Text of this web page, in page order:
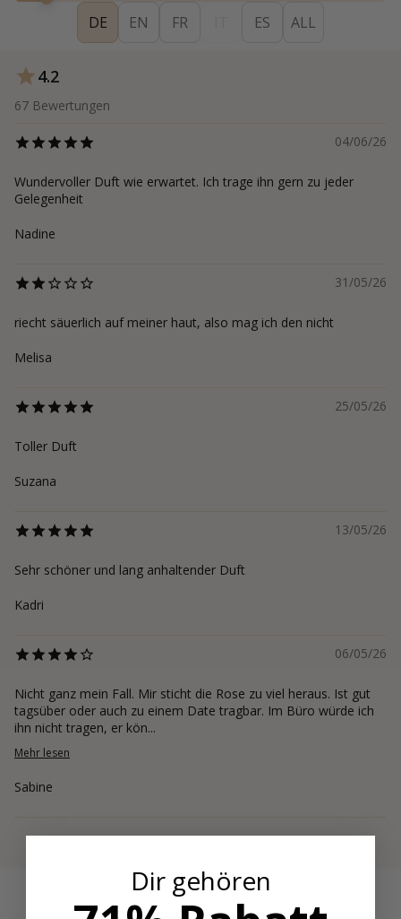
DE EN FR ES ALL
4.2
67 Bewertungen
04/06/26
Wundervoller Duft wie erwartet. Ich trage ihn gern zu jeder
Gelegenheit
Nadine
31/05/26
riecht säuerlich auf meiner haut, also mag ich den nicht
Melisa
25/05/26
Toller Duft
Suzana
13/05/26
Sehr schöner und lang anhaltender Duft
Kadri
06/05/26
Nicht ganz mein Fall. Mir sticht die Rose zu viel heraus. Ist gut
tagsüber oder auch zu einem Date tragbar. Im Büro würde ich
ihn nicht tragen, er kön...
Mehr lesen
Sabine
Dir gehören